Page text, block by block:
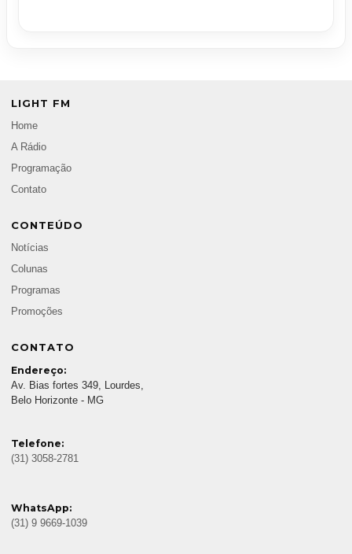
LIGHT FM
Home
A Rádio
Programação
Contato
CONTEÚDO
Notícias
Colunas
Programas
Promoções
CONTATO
Endereço:
Av. Bias fortes 349, Lourdes,
Belo Horizonte - MG
Telefone:
(31) 3058-2781
WhatsApp:
(31) 9 9669-1039